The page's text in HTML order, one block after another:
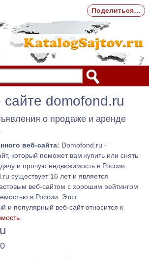
domofond.ru
о продаже и аренде
веб-сайта: Domofond.ru -
который поможет вам купить или снять
и прочую недвижимость в России.
существует 16 лет и является
веб-сайтом с хорошим рейтингом
в России. Этот
и популярный веб-сайт относится к
Поделиться…